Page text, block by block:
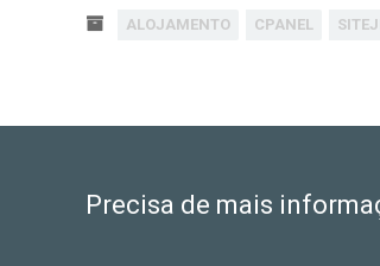
ALOJAMENTO CPANEL
Precisa de mais